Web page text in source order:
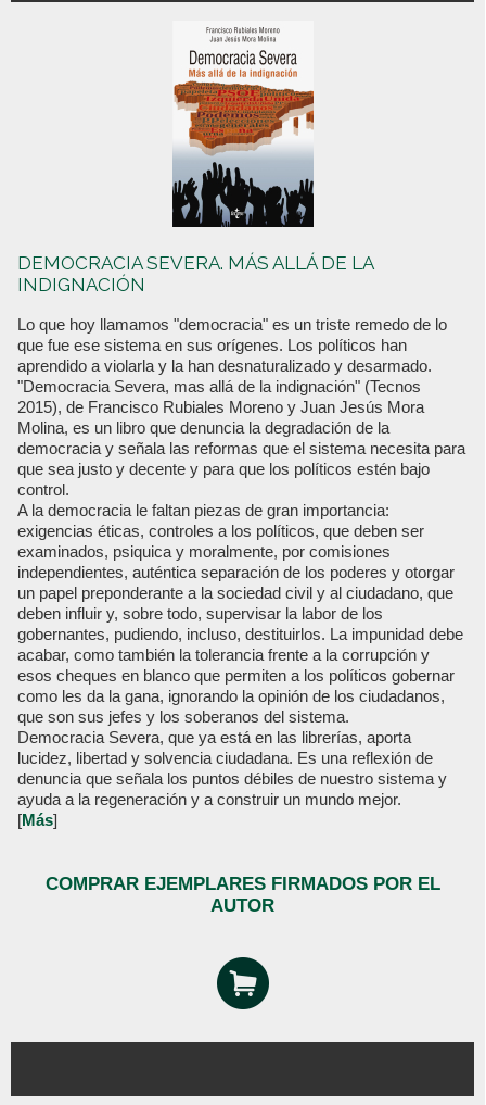
DEMOCRACIA SEVERA. MÁS ALLÁ DE LA
INDIGNACIÓN
Lo que hoy llamamos "democracia" es un triste remedo de lo
que fue ese sistema en sus orígenes. Los políticos han
aprendido a violarla y la han desnaturalizado y desarmado.
"Democracia Severa, mas allá de la indignación" (Tecnos
2015), de Francisco Rubiales Moreno y Juan Jesús Mora
Molina, es un libro que denuncia la degradación de la
democracia y señala las reformas que el sistema necesita para
que sea justo y decente y para que los políticos estén bajo
control.
A la democracia le faltan piezas de gran importancia:
exigencias éticas, controles a los políticos, que deben ser
examinados, psiquica y moralmente, por comisiones
independientes, auténtica separación de los poderes y otorgar
un papel preponderante a la sociedad civil y al ciudadano, que
deben influir y, sobre todo, supervisar la labor de los
gobernantes, pudiendo, incluso, destituirlos. La impunidad debe
acabar, como también la tolerancia frente a la corrupción y
esos cheques en blanco que permiten a los políticos gobernar
como les da la gana, ignorando la opinión de los ciudadanos,
que son sus jefes y los soberanos del sistema.
Democracia Severa, que ya está en las librerías, aporta
lucidez, libertad y solvencia ciudadana. Es una reflexión de
denuncia que señala los puntos débiles de nuestro sistema y
ayuda a la regeneración y a construir un mundo mejor.
[Más]
COMPRAR EJEMPLARES FIRMADOS POR EL
AUTOR